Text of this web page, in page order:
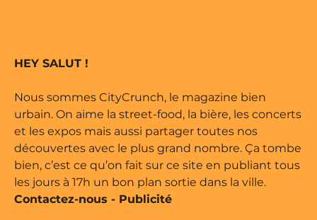
par Buena Onda Web •
HEY SALUT !
Nous sommes CityCrunch, le magazine bien
urbain. On aime la street-food, la bière, les concerts
et les expos mais aussi partager toutes nos
découvertes avec le plus grand nombre. Ça tombe
bien, c’est ce qu’on fait sur ce site en publiant tous
les jours à 17h un bon plan sortie dans la ville.
Contactez-nous - Publicité